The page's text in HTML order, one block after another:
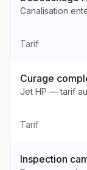
Canalisation
Tarif
Curage
Jet HP — tarif
Tarif
Inspection